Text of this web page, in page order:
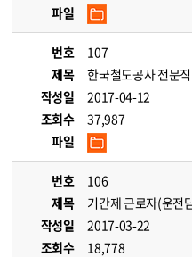
파일
번호
107
제목
한국철도공사 전문
작성일
2017-04-12
조회수
37,987
파일
번호
106
제목
기간제 근로자(운전
작성일
2017-03-22
조회수
18,778